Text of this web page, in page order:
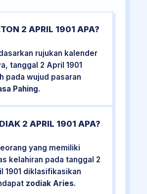
2 APRIL 1901 APA?
rujukan kalender
tanggal 2 April 1901
pada wujud pasaran
Pahing.
2 APRIL 1901 APA?
yang memiliki
kelahiran pada tanggal 2
1901 diklasifikasikan
zodiak Aries.